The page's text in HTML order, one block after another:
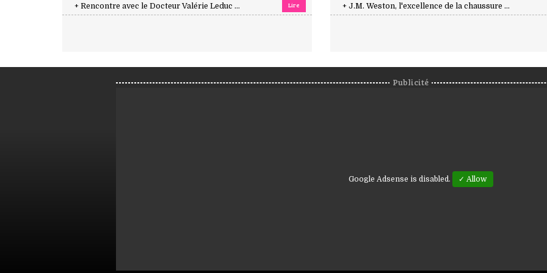
+ Rencontre avec le Docteur Valérie Leduc ... Lire + J.M. Weston, l'excellence de la chaussure ...
Publicité
Google Adsense is disabled. ✓ Allow